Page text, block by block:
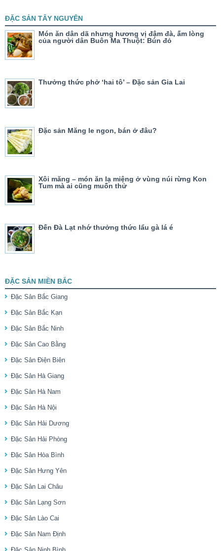
ĐẶC SẢN TÂY NGUYÊN
Món ăn dân dã nhưng hương vị đậm đà, ấm lòng
của người dân Buôn Ma Thuột: Bún đỏ
Thưởng thức phở ‘hai tô’ – Đặc sản Gia Lai
Đặc sản Măng le ngon, bán ở đâu?
Xôi măng – món ăn lạ miệng ở vùng núi rừng Kon
Tum mà ai cũng muốn thử
Đến Đà Lạt nhớ thưởng thức lẩu gà lá é
ĐẶC SẢN MIỀN BẮC
Đặc Sản Bắc Giang
Đặc Sản Bắc Kạn
Đặc Sản Bắc Ninh
Đặc Sản Cao Bằng
Đặc Sản Điện Biên
Đặc Sản Hà Giang
Đặc Sản Hà Nam
Đặc Sản Hà Nội
Đặc Sản Hải Dương
Đặc Sản Hải Phòng
Đặc Sản Hòa Bình
Đặc Sản Hưng Yên
Đặc Sản Lai Châu
Đặc Sản Lạng Sơn
Đặc Sản Lào Cai
Đặc Sản Nam Định